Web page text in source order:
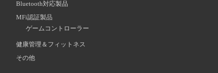
Bluetooth対応製品
MFi認証製品
ゲームコントローラー
健康管理＆フィットネス
その他